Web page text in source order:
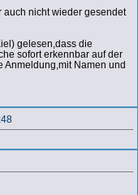
auch nicht wieder gesendet
gelesen,dass die
sofort erkennbar auf der
Anmeldung,mit Namen und